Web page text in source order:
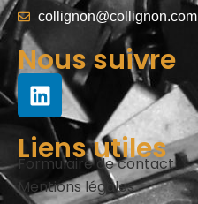
collignon@collignon.com
Nous suivre
Liens utiles
Formulaire de contact
Mentions légales